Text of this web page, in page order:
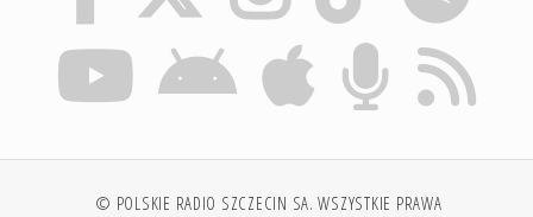
© POLSKIE RADIO SZCZECIN SA. WSZYSTKIE PRAWA